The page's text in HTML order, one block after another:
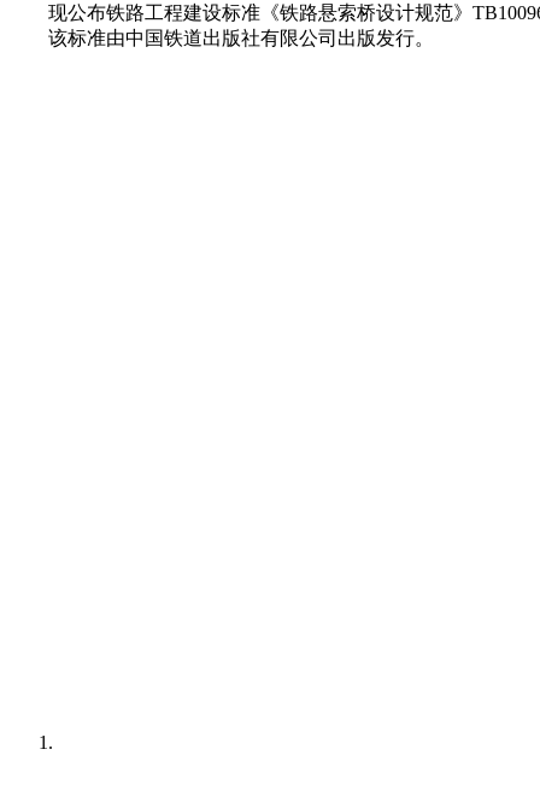
现公布铁路工程建设标准《铁路悬索桥设计规范》
该标准由中国铁道出版社有限公司出版发行。